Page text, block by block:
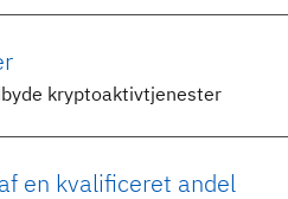
kryptoaktivtjenester
en kvalificeret andel